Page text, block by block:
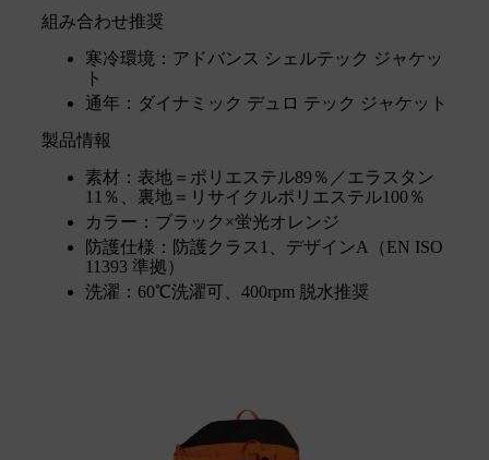
組み合わせ推奨
寒冷環境：アドバンス シェルテック ジャケッ
ト
通年：ダイナミック デュロ テック ジャケット
製品情報
素材：表地＝ポリエステル89％／エラスタン
11％、裏地＝リサイクルポリエステル100％
カラー：ブラック×蛍光オレンジ
防護仕様：防護クラス1、デザインA（EN ISO
11393 準拠）
洗濯：60℃洗濯可、400rpm 脱水推奨